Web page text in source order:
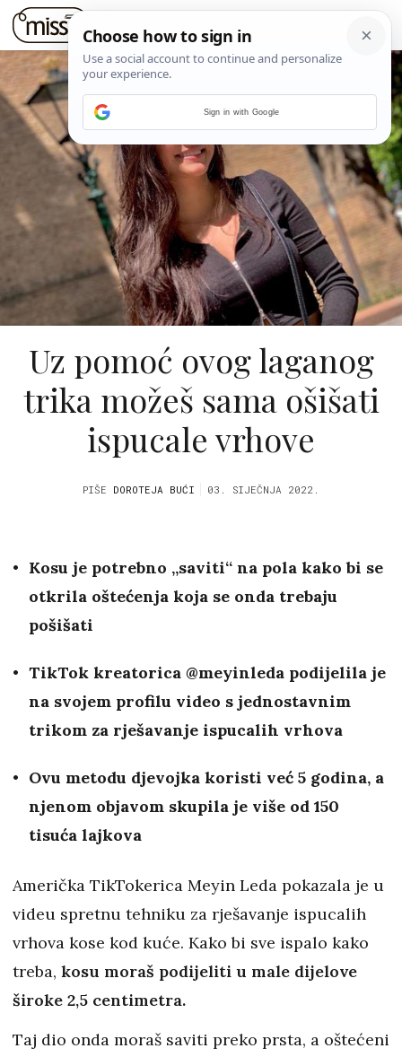
Uz pomoć ovog laganog
trika možeš sama ošišati
ispucale vrhove
PIŠE DOROTEJA BUĆI 03. SIJEČNJA 2022.
Kosu je potrebno „saviti“ na pola kako bi se
otkrila oštećenja koja se onda trebaju
pošišati
TikTok kreatorica @meyinleda podijelila je
na svojem profilu video s jednostavnim
trikom za rješavanje ispucalih vrhova
Ovu metodu djevojka koristi već 5 godina, a
njenom objavom skupila je više od 150
tisuća lajkova
Američka TikTokerica Meyin Leda pokazala je u
videu spretnu tehniku za rješavanje ispucalih
vrhova kose kod kuće. Kako bi sve ispalo kako
treba, kosu moraš podijeliti u male dijelove
široke 2,5 centimetra.
Taj dio onda moraš saviti preko prsta, a oštećeni
Sign in with Google